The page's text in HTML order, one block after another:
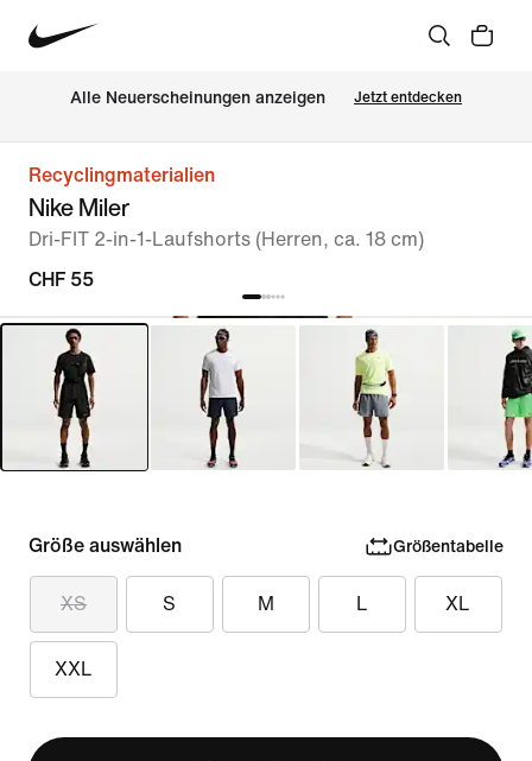
Alle Neuerscheinungen anzeigen Jetzt entdecken
Recyclingmaterialien
Nike Miler
Dri-FIT 2-in-1-Laufshorts (Herren, ca. 18 cm)
CHF 55
Größe auswählen Größentabelle
XS S M L XL
XXL